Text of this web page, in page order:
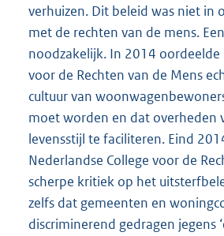
verhuizen. Dit beleid was niet in
met de rechten van de mens.
noodzakelijk. In 2014 oordeelde
voor de Rechten van de Mens
cultuur van
moet worden en dat overheden
levensstijl te faciliteren. Eind
Nederlandse College voor de
scherpe kritiek op het
zelfs dat gemeenten en
discriminerend gedragen jegens